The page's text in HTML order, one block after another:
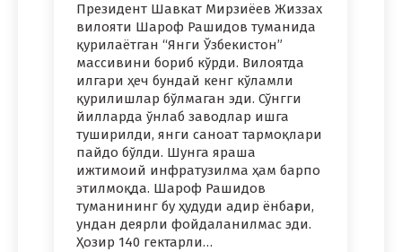
Президент Шавкат Мирзиёев Жиззах
вилояти Шароф Рашидов туманида
қурилаётган “Янги Ўзбекистон”
массивини бориб кўрди. Вилоятда
илгари ҳеч бундай кенг кўламли
қурилишлар бўлмаган эди. Сўнгги
йилларда ўнлаб заводлар ишга
туширилди, янги саноат тармоқлари
пайдо бўлди. Шунга яраша
ижтимоий инфратузилма ҳам барпо
этилмоқда. Шароф Рашидов
туманининг бу ҳудуди адир ёнбағри,
ундан деярли фойдаланилмас эди.
Ҳозир 140 гектарли…